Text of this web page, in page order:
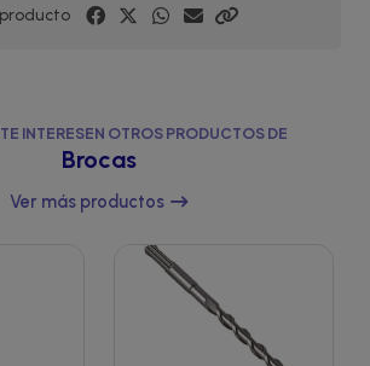
INTERESEN OTROS PRODUCTOS DE
Brocas
Ver más productos